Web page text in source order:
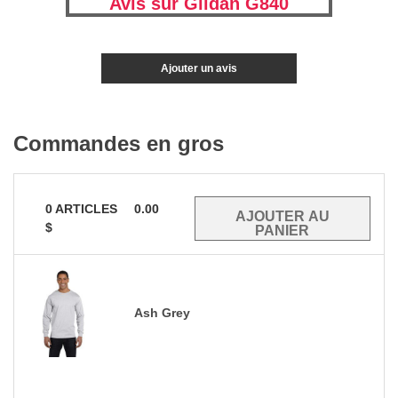
Ajouter un avis
Commandes en gros
0ARTICLES
0.00
$
Ash Grey